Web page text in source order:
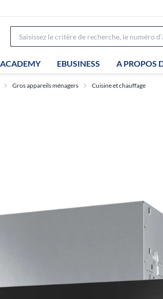
ACADEMY EBUSINESS A PROPOS
Gros appareils ménagers Cuisine et chauffage